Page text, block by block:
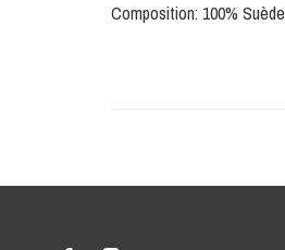
Composition: 100% Suède